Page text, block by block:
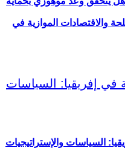
والاقتصادات الموازية في
السياسات والإستراتيجيات